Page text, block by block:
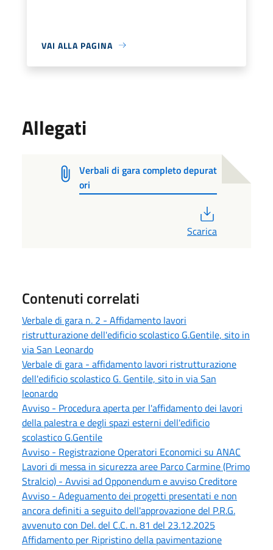
VAI ALLA PAGINA
Allegati
Verbali di gara completo depurat
ori
Scarica
Contenuti correlati
Verbale di gara n. 2 - Affidamento lavori
ristrutturazione dell'edificio scolastico G.Gentile, sito in
via San Leonardo
Verbale di gara - affidamento lavori ristrutturazione
dell'edificio scolastico G. Gentile, sito in via San
leonardo
Avviso - Procedura aperta per l'affidamento dei lavori
della palestra e degli spazi esterni dell'edificio
scolastico G.Gentile
Avviso - Registrazione Operatori Economici su ANAC
Lavori di messa in sicurezza aree Parco Carmine (Primo
Stralcio) - Avvisi ad Opponendum e avviso Creditore
Avviso - Adeguamento dei progetti presentati e non
ancora definiti a seguito dell'approvazione del P.R.G.
avvenuto con Del. del C.C. n. 81 del 23.12.2025
Affidamento per Ripristino della pavimentazione